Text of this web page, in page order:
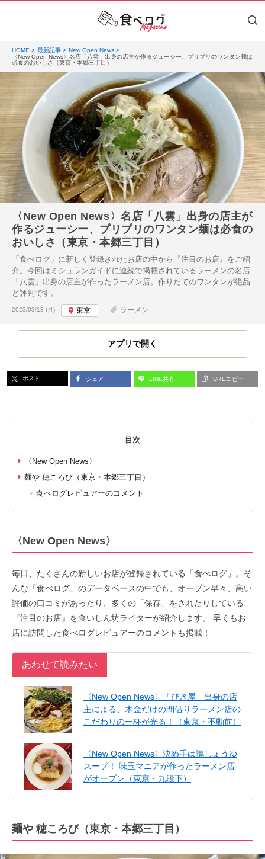
HOME 最新記事
New Open News
〈New Open News〉名店「八雲」出身の店主が作るジューシー、プリプリのワンタン麺は
必食のおいしさ（東京・本郷三丁目）
〈New Open News〉名店「八雲」出身の店主が
作るジューシー、プリプリのワンタン麺は必食の
おいしさ（東京・本郷三丁目）
「食べログ」に新しく登録されたお店の中から『注目のお店』をご紹
介。今回はミシュランガイドに連続で掲載されているラーメンの名店
「八雲」出身の店主が作ったラーメン店。作りたてのワンタンが絶品
と評判です。
投稿日:
2023/03/13 (月) 東京 ラーメン
アプリで開く
ポスト シェア LINE共有 URLコピー
目次
〈New Open News〉
麺や 穂ころび（東京・本郷三丁目）
食べログレビュアーのコメント
〈New Open News〉
毎日、たくさんの新しいお店が登録されている「食べログ」。そ
んな「食べログ」のデータベースの中でも、オープン早々、高い
評価の口コミがあったり、多くの「保存」をされたりしている
『注目のお店』を食いしん坊ライターが紹介します。 早くもお
店に訪問した食べログレビュアーのコメントも掲載！
あわせて読みたい
〈New Open News〉「びぎ屋」出身の店
主による、木金だけの間借りラーメン店の
こだわりの一杯が光る！（東京・不動前）
〈New Open News〉決め手は鴨しょうゆ
スープ！ 味玉マニアが作ったラーメン店
がオープン（東京・九段下）
麺や 穂ころび（東京・本郷三丁目）